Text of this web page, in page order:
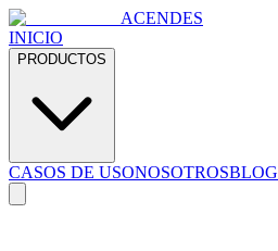
ACENDES
INICIO
PRODUCTOS
CASOS DE USONOSOTROSBLOG